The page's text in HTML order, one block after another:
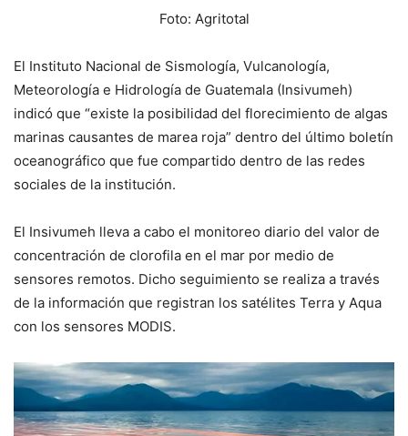
Foto: Agritotal
El Instituto Nacional de Sismología, Vulcanología,
Meteorología e Hidrología de Guatemala (Insivumeh)
indicó que “existe la posibilidad del florecimiento de algas
marinas causantes de marea roja” dentro del último boletín
oceanográfico que fue compartido dentro de las redes
sociales de la institución.
El Insivumeh lleva a cabo el monitoreo diario del valor de
concentración de clorofila en el mar por medio de
sensores remotos. Dicho seguimiento se realiza a través
de la información que registran los satélites Terra y Aqua
con los sensores MODIS.